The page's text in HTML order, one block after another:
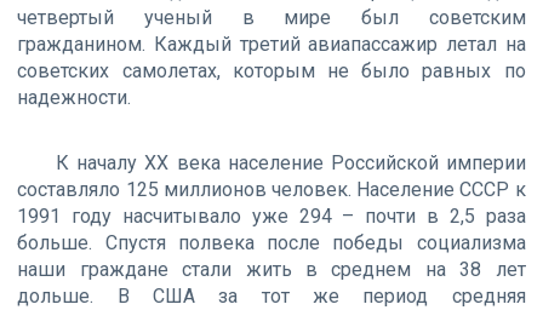
четвертый ученый в мире был советским
гражданином. Каждый третий авиапассажир летал на
советских самолетах, которым не было равных по
надежности.
К началу XX века население Российской империи
составляло 125 миллионов человек. Население СССР к
1991 году насчитывало уже 294 – почти в 2,5 раза
больше. Спустя полвека после победы социализма
наши граждане стали жить в среднем на 38 лет
дольше. В США за тот же период средняя